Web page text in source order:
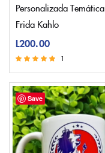
Personalizada Temática
Frida Kahlo
L200.00
de 5
1
Save